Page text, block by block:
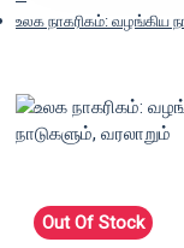
உலக நாகரிகம்: வழங்கிய
Out Of Stock